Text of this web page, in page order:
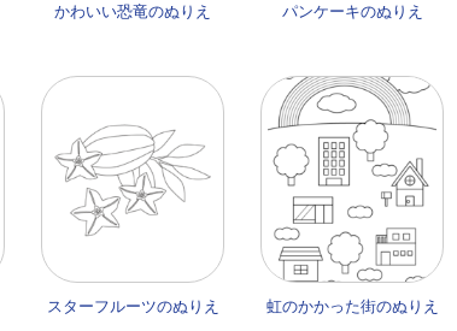
かわいい恐竜のぬりえ パンケーキのぬりえ
スターフルーツのぬりえ 虹のかかった街のぬりえ